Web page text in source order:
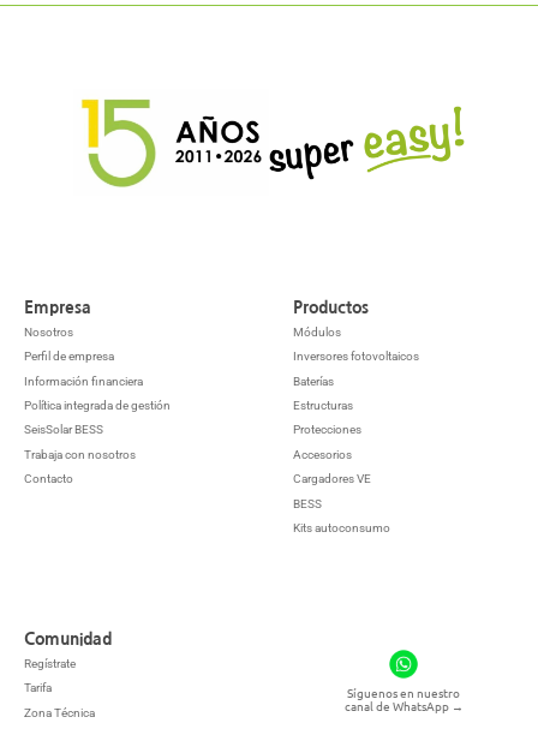
Empresa
Nosotros
Perfil de empresa
Información financiera
Política integrada de gestión
SeisSolar BESS
Trabaja con nosotros
Contacto
Productos
Módulos
Inversores fotovoltaicos
Baterías
Estructuras
Protecciones
Accesorios
Cargadores VE
BESS
Kits autoconsumo
Comunidad
Regístrate
Tarifa
Zona Técnica
Síguenos en nuestro
canal de WhatsApp →